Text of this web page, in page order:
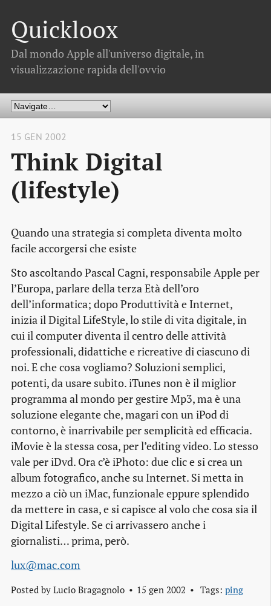
Quickloox
Dal mondo Apple all'universo digitale, in
visualizzazione rapida dell'ovvio
15 GEN 2002
Think Digital
(lifestyle)
Quando una strategia si completa diventa molto
facile accorgersi che esiste
Sto ascoltando Pascal Cagni, responsabile Apple per
l’Europa, parlare della terza Età dell’oro
dell’informatica; dopo Produttività e Internet,
inizia il Digital LifeStyle, lo stile di vita digitale, in
cui il computer diventa il centro delle attività
professionali, didattiche e ricreative di ciascuno di
noi. E che cosa vogliamo? Soluzioni semplici,
potenti, da usare subito. iTunes non è il miglior
programma al mondo per gestire Mp3, ma è una
soluzione elegante che, magari con un iPod di
contorno, è inarrivabile per semplicità ed efficacia.
iMovie è la stessa cosa, per l’editing video. Lo stesso
vale per iDvd. Ora c’è iPhoto: due clic e si crea un
album fotografico, anche su Internet. Si metta in
mezzo a ciò un iMac, funzionale eppure splendido
da mettere in casa, e si capisce al volo che cosa sia il
Digital Lifestyle. Se ci arrivassero anche i
giornalisti… prima, però.
lux@mac.com
Posted by Lucio Bragagnolo 15 gen 2002 Tags: ping